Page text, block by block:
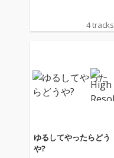
4 tracks
ゆるしてやったらどう
や?